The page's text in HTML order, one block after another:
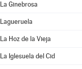
La Ginebrosa
Lagueruela
La Hoz de la Vieja
La Iglesuela del Cid